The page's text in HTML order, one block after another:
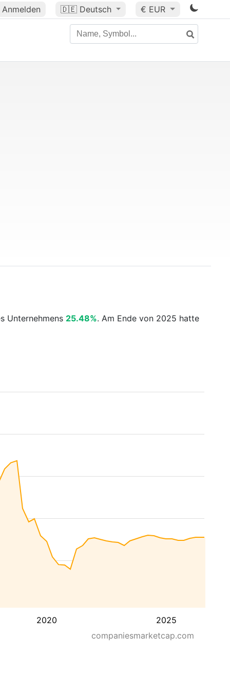
Anmelden 🇩🇪 Deutsch € EUR
Unternehmens 25.48%. Am Ende von 2025 hatte
2020
2025
companiesmarketcap.com